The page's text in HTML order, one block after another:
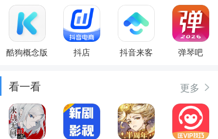
酷狗概念版 抖店 抖音来客 弹琴吧
看一看 更多